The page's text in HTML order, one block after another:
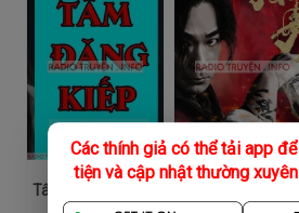
Các thính giả có thể tải app
tiện và cập nhật thường
Tâm Đăng Kiếp